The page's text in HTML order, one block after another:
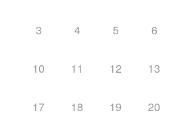
3 4 5 6
10 11 12 13
17 18 19 20